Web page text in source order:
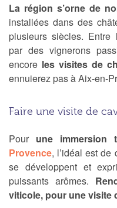
La région s’orne de
installées dans des
plusieurs siècles. Entre
par des vignerons
encore les visites de
ennuierez pas à Aix-en-
Faire une visite de
Pour une
Provence, l’idéal est de
se développent et
puissants arômes.
viticole, pour une visite